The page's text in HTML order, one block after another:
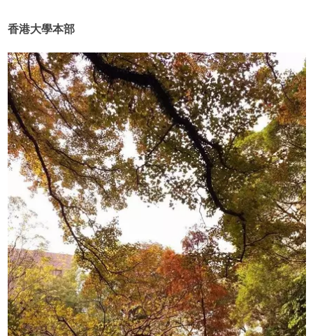
香港大學本部